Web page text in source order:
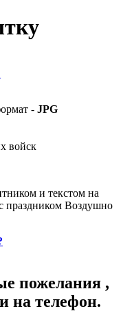
- JPG
и текстом на
праздником Воздушно
пожелания ,
на телефон.